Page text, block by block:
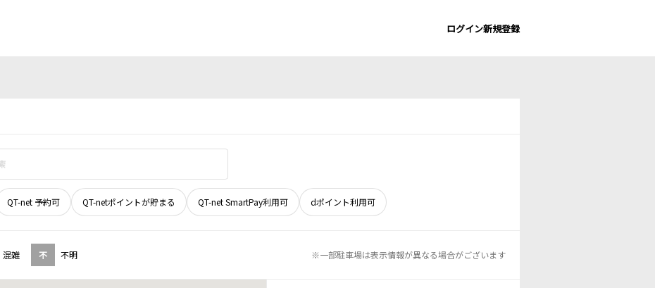
ログイン新規登録
QT-net 予約可 QT-netポイントが貯まる QT-net SmartPay利用可 dポイント利用可
混雑 不 不明 ※一部駐車場は表示情報が異なる場合がございます